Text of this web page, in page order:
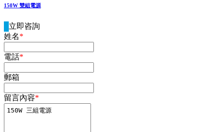
150W 雙組電源
立即咨詢
姓名*
電話*
郵箱
留言內容*